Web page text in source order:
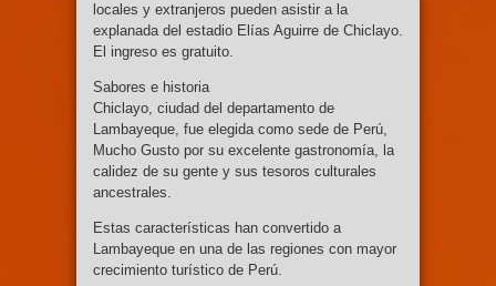
locales y extranjeros pueden asistir a la
explanada del estadio Elías Aguirre de Chiclayo.
El ingreso es gratuito.
Sabores e historia
Chiclayo, ciudad del departamento de
Lambayeque, fue elegida como sede de Perú,
Mucho Gusto por su excelente gastronomía, la
calidez de su gente y sus tesoros culturales
ancestrales.
Estas características han convertido a
Lambayeque en una de las regiones con mayor
crecimiento turístico de Perú.